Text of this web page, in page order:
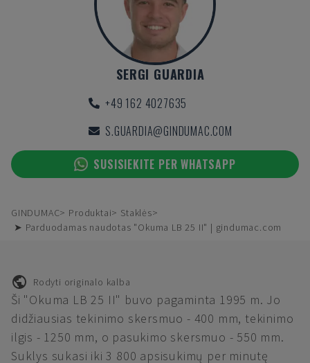
SERGI GUARDIA
+49 162 4027635
S.GUARDIA@GINDUMAC.COM
SUSISIEKITE PER WHATSAPP
GINDUMAC Produktai
Staklės
➤ Parduodamas naudotas "Okuma LB 25 II" | gindumac.com
Rodyti originalo kalba
Ši "Okuma LB 25 II" buvo pagaminta 1995 m. Jo
didžiausias tekinimo skersmuo - 400 mm, tekinimo
ilgis - 1250 mm, o pasukimo skersmuo - 550 mm.
Suklys sukasi iki 3 800 apsisukimų per minutę